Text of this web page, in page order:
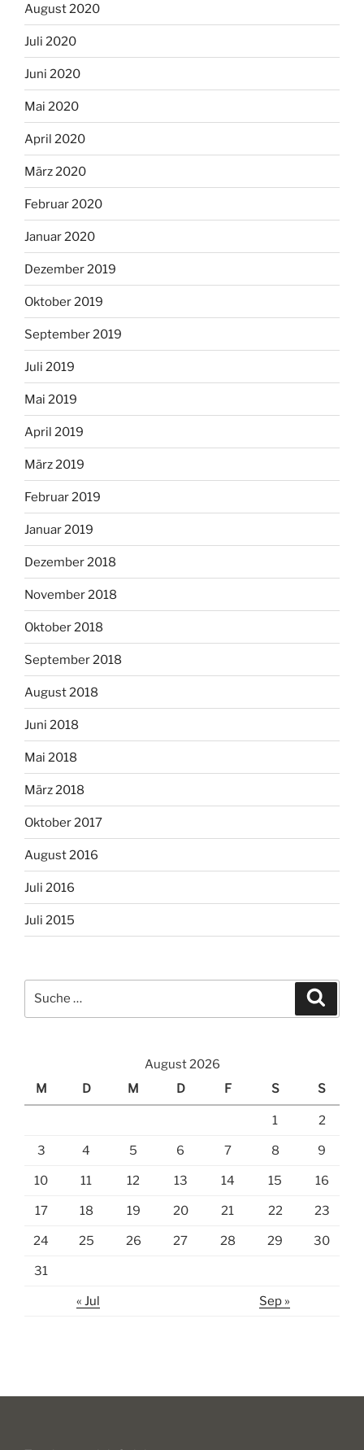
August 2020
Juli 2020
Juni 2020
Mai 2020
April 2020
März 2020
Februar 2020
Januar 2020
Dezember 2019
Oktober 2019
September 2019
Juli 2019
Mai 2019
April 2019
März 2019
Februar 2019
Januar 2019
Dezember 2018
November 2018
Oktober 2018
September 2018
August 2018
Juni 2018
Mai 2018
März 2018
Oktober 2017
August 2016
Juli 2016
Juli 2015
Suche
August 2026
M
D M D F S S
1 2
3 4 5 6 7 8 9
10 11 12 13 14 15 16
17 18 19 20 21 22 23
24 25 26 27 28 29 30
31
« Jul Sep »